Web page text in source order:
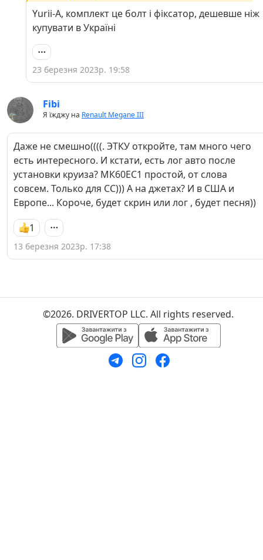
Yurii-A, комплект це болт і фіксатор, дешевше ніж
купувати в Україні
23 березня 2023р. 19:58
Fibi
Я їжджу на Renault Megane III
Даже не смешно((((. ЭТКУ откройте, там много чего
есть интересного. И кстати, есть лог авто после
установки круиза? МК60ЕС1 простой, от слова
совсем. Только для СС))) А на джетах? И в США и
Европе... Короче, будет скрин или лог , будет песня))
1
13 березня 2023р. 17:38
©2026. DRIVERTOP LLC. All rights reserved.